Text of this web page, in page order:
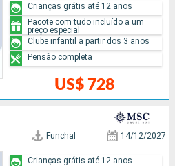
US$ 728
Crianças grátis até 12 anos
Pacote com tudo incluído a um
preço especial
Clube infantil a partir dos 3 anos
Pensão completa
Funchal 14/12/2027
Crianças grátis até 12 anos